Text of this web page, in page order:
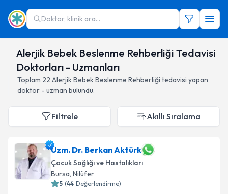
Doktor, klinik ara...
Alerjik Bebek Beslenme Rehberliği Tedavisi
Doktorları - Uzmanları
Toplam 22 Alerjik Bebek Beslenme Rehberliği tedavisi yapan
doktor - uzman bulundu.
Filtrele Akıllı Sıralama
Uzm. Dr. Berkan Aktürk
Çocuk Sağlığı ve Hastalıkları
Bursa, Nilüfer
5 (44 Değerlendirme)